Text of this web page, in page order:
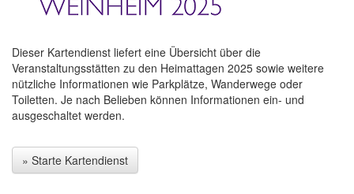
Dieser Kartendienst liefert eine Übersicht über die
Veranstaltungsstätten zu den Heimattagen 2025 sowie weitere
nützliche Informationen wie Parkplätze, Wanderwege oder
Toiletten. Je nach Belieben können Informationen ein- und
ausgeschaltet werden.
» Starte Kartendienst